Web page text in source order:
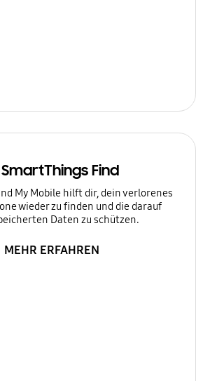
SmartThings Find
My Mobile hilft dir, dein verlorenes
wieder zu finden und die darauf
Daten zu schützen.
MEHR ERFAHREN